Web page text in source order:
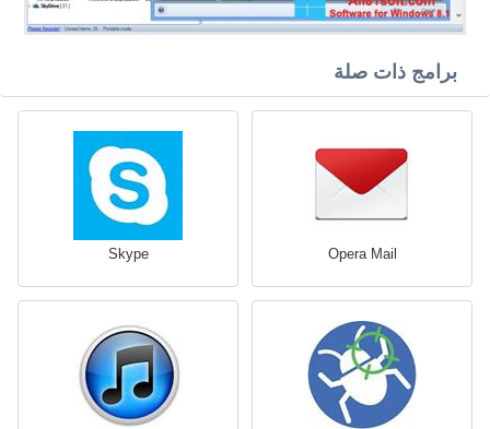
برامج ذات صلة
Opera Mail
Skype